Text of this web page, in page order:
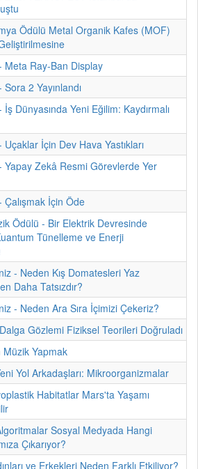
Ödülü Metal Organik Kafes (MOF)
Meta Ray-Ban Display
2 Yayınlandı
Dünyasında Yeni Eğilim: Kaydırmalı
İçin Dev Hava Yastıkları
Yapay Zekâ Resmi Görevlerde Yer
Çalışmak İçin Öde
Ödülü - Bir Elektrik Devresinde
Tünelleme ve Enerji
- Neden Kış Domatesleri Yaz
Daha Tatsızdır?
- Neden Ara Sıra İçimizi Çekeriz?
Gözlemi Fiziksel Teorileri Doğruladı
Yapmak
Yol Arkadaşları: Mikroorganizmalar
Habitatlar Mars'ta Yaşamı
Sosyal Medyada Hangi
Çıkarıyor?
ve Erkekleri Neden Farklı Etkiliyor?